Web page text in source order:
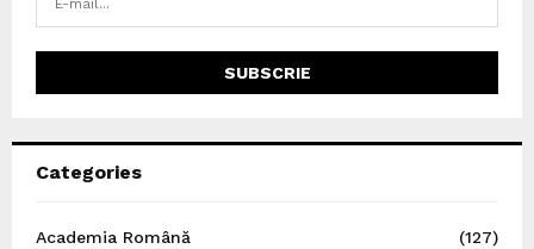
Categories
Academia Română
(127)